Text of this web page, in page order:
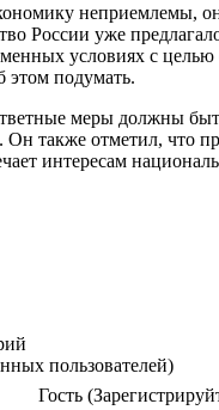
неприемлемы,
России уже
условиях с целью
этом подумать.
меры должны
Он также отметил, что
интересам
пользователей)
Гость